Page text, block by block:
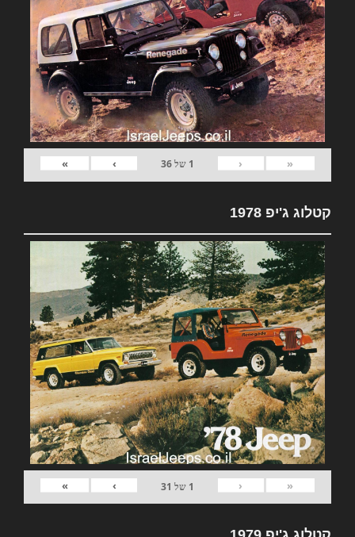
«
‹
1 של36
›
»
קטלוג ג'יפ 1978
«
‹
1 של 31
›
»